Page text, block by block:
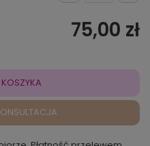
75,00 zł